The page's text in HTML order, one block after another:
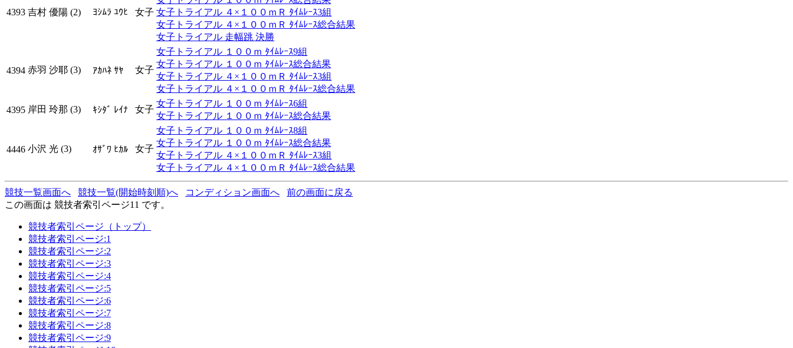
4393 吉村 優陽 (2) ﾖｼﾑﾗ ﾕｳﾋ 女子 女子トライアル ４×１００ｍＲ ﾀｲﾑﾚｰｽ3組
女子トライアル ４×１００ｍＲ ﾀｲﾑﾚｰｽ総合結果
女子トライアル 走幅跳 決勝
4394 赤羽 沙耶 (3) ｱｶﾊﾈ ｻﾔ 女子
女子トライアル １００ｍ ﾀｲﾑﾚｰｽ9組
女子トライアル １００ｍ ﾀｲﾑﾚｰｽ総合結果
女子トライアル ４×１００ｍＲ ﾀｲﾑﾚｰｽ3組
女子トライアル ４×１００ｍＲ ﾀｲﾑﾚｰｽ総合結果
4395 岸田 玲那 (3) ｷｼﾀﾞ ﾚｲﾅ 女子
女子トライアル １００ｍ ﾀｲﾑﾚｰｽ6組
女子トライアル １００ｍ ﾀｲﾑﾚｰｽ総合結果
4446 小沢 光 (3) ｵｻﾞﾜ ﾋｶﾙ 女子
女子トライアル １００ｍ ﾀｲﾑﾚｰｽ8組
女子トライアル １００ｍ ﾀｲﾑﾚｰｽ総合結果
女子トライアル ４×１００ｍＲ ﾀｲﾑﾚｰｽ3組
女子トライアル ４×１００ｍＲ ﾀｲﾑﾚｰｽ総合結果
競技一覧画面へ 競技一覧(開始時刻順)へ コンディション画面へ
前の画面に戻る
この画面は 競技者索引ページ11 です。
競技者索引ページ（トップ）
競技者索引ページ:1
競技者索引ページ:2
競技者索引ページ:3
競技者索引ページ:4
競技者索引ページ:5
競技者索引ページ:6
競技者索引ページ:7
競技者索引ページ:8
競技者索引ページ:9